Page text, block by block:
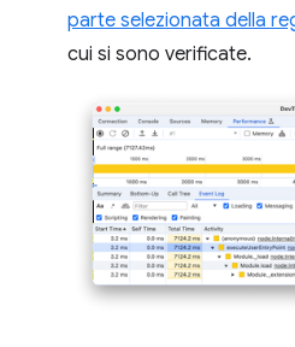
parte selezionata della
cui si sono verificate.